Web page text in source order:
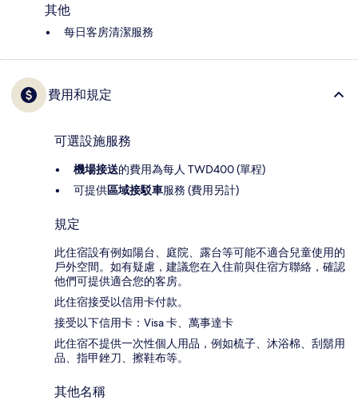
其他
每日客房清潔服務
費用和規定
可選設施服務
機場接送的費用為每人 TWD400 (單程)
可提供區域接駁車服務 (費用另計)
規定
此住宿設有例如陽台、庭院、露台等可能不適合兒童使用的
戶外空間。如有疑慮，建議您在入住前與住宿方聯絡，確認
他們可提供適合您的客房。
此住宿接受以信用卡付款。
接受以下信用卡：Visa 卡、萬事達卡
此住宿不提供一次性個人用品，例如梳子、沐浴棉、刮鬍用
品、指甲銼刀、擦鞋布等。
其他名稱